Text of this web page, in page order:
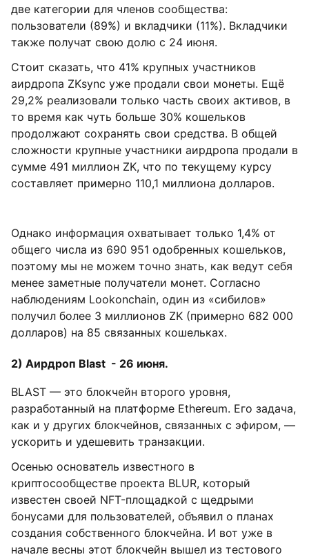
две категории для членов сообщества:
пользователи (89%) и вкладчики (11%). Вкладчики
также получат свою долю с 24 июня.
Стоит сказать, что 41% крупных участников
аирдропа ZKsync уже продали свои монеты. Ещё
29,2% реализовали только часть своих активов, в
то время как чуть больше 30% кошельков
продолжают сохранять свои средства. В общей
сложности крупные участники аирдропа продали в
сумме 491 миллион ZK, что по текущему курсу
составляет примерно 110,1 миллиона долларов.
Однако информация охватывает только 1,4% от
общего числа из 690 951 одобренных кошельков,
поэтому мы не можем точно знать, как ведут себя
менее заметные получатели монет. Согласно
наблюдениям Lookonchain, один из «сибилов»
получил более 3 миллионов ZK (примерно 682 000
долларов) на 85 связанных кошельках.
2) Аирдроп Blast - 26 июня.
BLAST — это блокчейн второго уровня,
разработанный на платформе Ethereum. Его задача,
как и у других блокчейнов, связанных с эфиром, —
ускорить и удешевить транзакции.
Осенью основатель известного в
криптосообществе проекта BLUR, который
известен своей NFT-площадкой с щедрыми
бонусами для пользователей, объявил о планах
создания собственного блокчейна. И вот уже в
начале весны этот блокчейн вышел из тестового